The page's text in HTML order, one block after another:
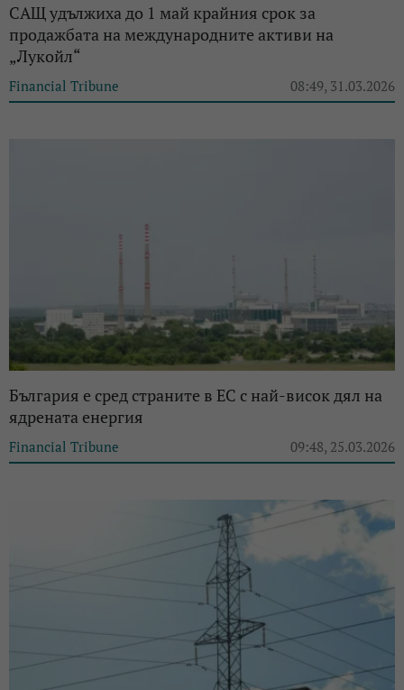
САЩ удължиха до 1 май крайния срок за
продажбата на международните активи на
„Лукойл“
Financial Tribune 08:49, 31.03.2026
България е сред страните в ЕС с най-висок дял на
ядрената енергия
Financial Tribune 09:48, 25.03.2026